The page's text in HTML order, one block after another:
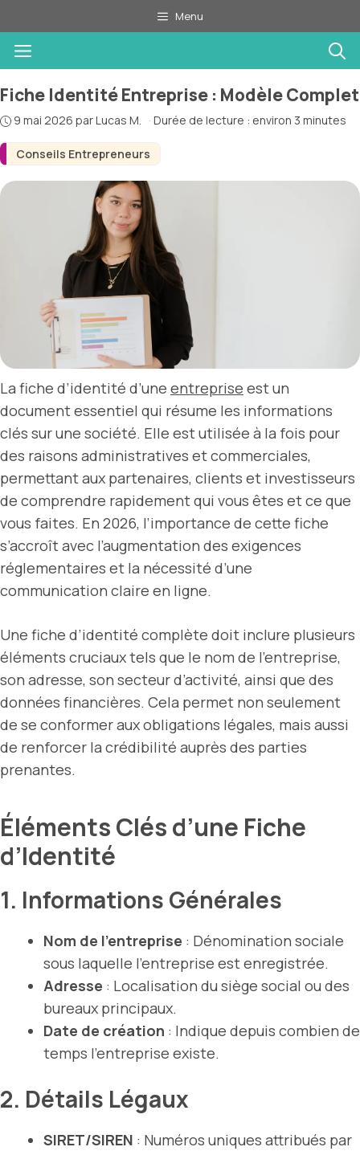
au
contenu
Menu
Menu
Conseils Entrepreneurs
Fiche Identité Entreprise : Modèle Complet
9 mai 2026 parLucas M. · Durée de lecture : environ 3 minutes
La fiche d’identité d’une entreprise est un
document essentiel qui résume les informations
clés sur une société. Elle est utilisée à la fois pour
des raisons administratives et commerciales,
permettant aux partenaires, clients et investisseurs
de comprendre rapidement qui vous êtes et ce que
vous faites. En 2026, l’importance de cette fiche
s’accroît avec l’augmentation des exigences
réglementaires et la nécessité d’une
communication claire en ligne.
Une fiche d’identité complète doit inclure plusieurs
éléments cruciaux tels que le nom de l’entreprise,
son adresse, son secteur d’activité, ainsi que des
données financières. Cela permet non seulement
de se conformer aux obligations légales, mais aussi
de renforcer la crédibilité auprès des parties
prenantes.
Éléments Clés d’une Fiche
d’Identité
1. Informations Générales
Nom de l’entreprise : Dénomination sociale
sous laquelle l’entreprise est enregistrée.
Adresse : Localisation du siège social ou des
bureaux principaux.
Date de création : Indique depuis combien de
temps l’entreprise existe.
2. Détails Légaux
SIRET/SIREN : Numéros uniques attribués par